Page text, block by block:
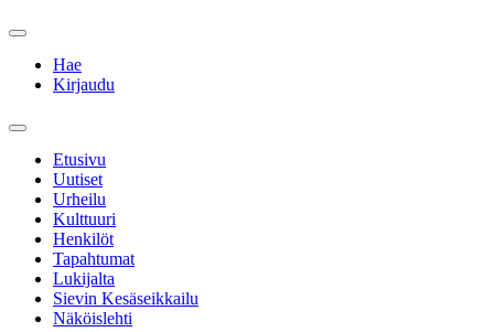
Hae
Kirjaudu
Etusivu
Uutiset
Urheilu
Kulttuuri
Henkilöt
Tapahtumat
Lukijalta
Sievin Kesäseikkailu
Näköislehti